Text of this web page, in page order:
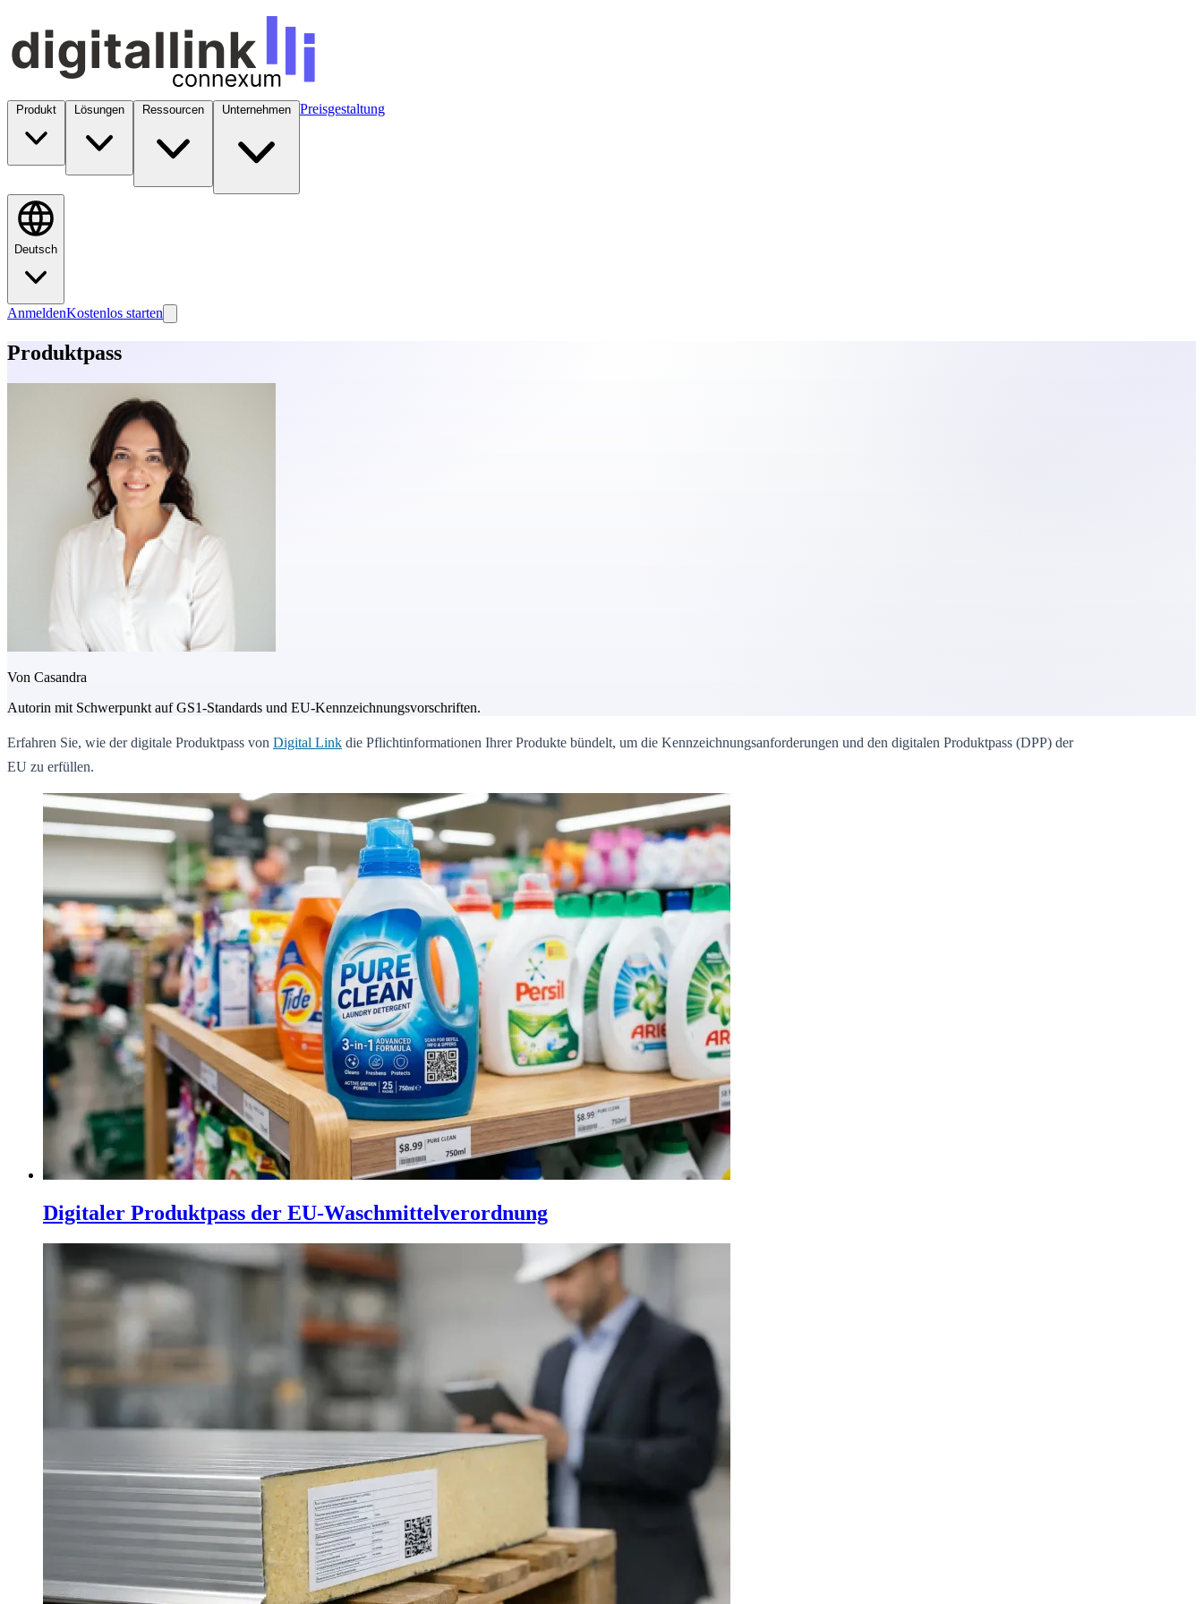
Preisgestaltung
Deutsch
AnmeldenKostenlos starten
Produktpass
Von Casandra
Autorin mit Schwerpunkt auf GS1-Standards und EU-Kennzeichnungsvorschriften.
Erfahren Sie, wie der digitale Produktpass von Digital Link die Pflichtinformationen Ihrer Produkte bündelt, um die Kennzeichnungsanforderungen und den digitalen Produktpass (DPP) der
EU zu erfüllen.
Digitaler Produktpass der EU-Waschmittelverordnung